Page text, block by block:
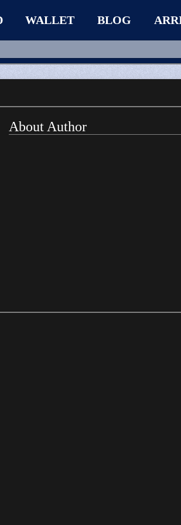
WALLET BLOG
About Author